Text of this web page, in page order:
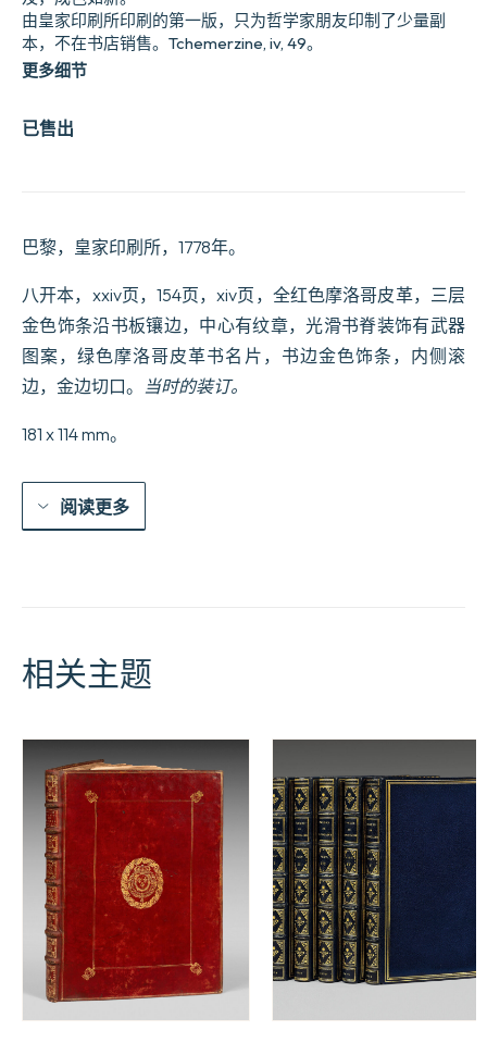
已售出
由皇家印刷所印刷的第一版，只为哲学家朋友印制了少量副
本，不在书店销售。Tchemerzine, iv, 49。
更多细节
巴黎，皇家印刷所，1778年。
八开本，xxiv页，154页，xiv页，全红色摩洛哥皮革，三层
金色饰条沿书板镶边，中心有纹章，光滑书脊装饰有武器
图案，绿色摩洛哥皮革书名片，书边金色饰条，内侧滚
边，金边切口。 当时的装订。
181 x 114 mm。
阅读更多
相关主题